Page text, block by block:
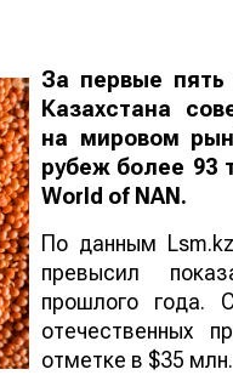
За первые пять
Казахстана
на мировом
рубеж более 93
World of NAN .
По данным
превысил
прошлого года.
отечественных
отметке в $35 млн.